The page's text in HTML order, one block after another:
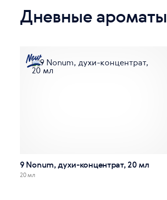
Дневные ароматы
9 Nonum, духи-концентрат, 20 мл
20 мл